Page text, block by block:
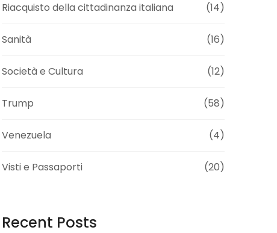
Riacquisto della cittadinanza italiana (14)
Sanità (16)
Società e Cultura (12)
Trump (58)
Venezuela (4)
Visti e Passaporti (20)
Recent Posts